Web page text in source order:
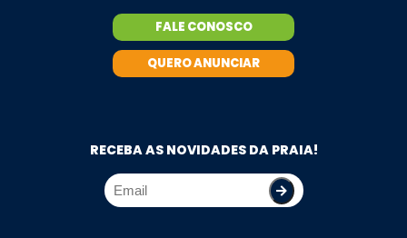
FALE CONOSCO
QUERO ANUNCIAR
RECEBA AS NOVIDADES DA PRAIA!